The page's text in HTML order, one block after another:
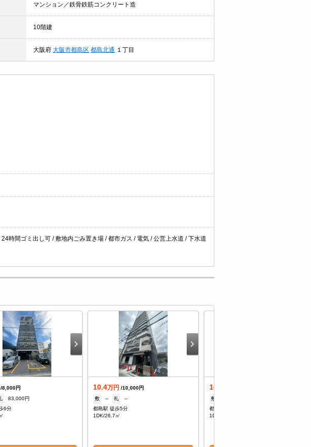
マンション／鉄骨鉄筋コンクリート造
10階建
大阪府 大阪市都島区 都島北通 １丁目
時間ゴミ出し可 / 敷地内ごみ置き場 / 都市ガス / 電気 / 公営上水道 / 下水道
/8,000円
83,000円
6分
10.4万円 /10,000円
敷
-- 礼
--
都島駅 徒歩5分
1DK/26.7㎡
10.4
敷
都島駅 徒歩5分
1DK/26.7㎡